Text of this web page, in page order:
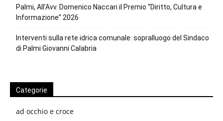
Palmi, All’Avv. Domenico Naccari il Premio “Diritto, Cultura e
Informazione” 2026
Interventi sulla rete idrica comunale: sopralluogo del Sindaco
di Palmi Giovanni Calabria
Categorie
ad occhio e croce